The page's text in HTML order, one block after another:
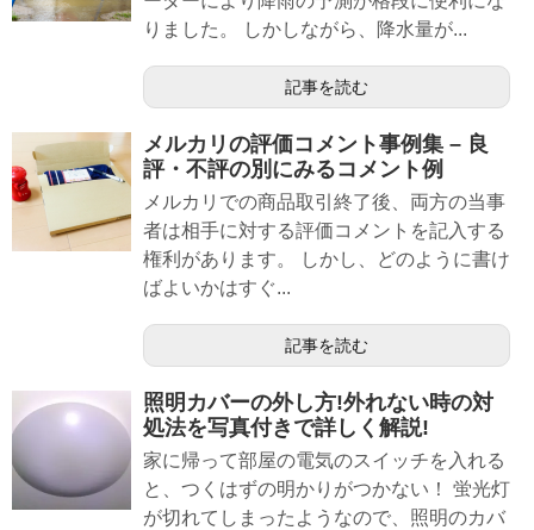
りました。 しかしながら、降水量が...
記事を読む
メルカリの評価コメント事例集 – 良
評・不評の別にみるコメント例
メルカリでの商品取引終了後、両方の当事
者は相手に対する評価コメントを記入する
権利があります。 しかし、どのように書け
ばよいかはすぐ...
記事を読む
照明カバーの外し方!外れない時の対
処法を写真付きで詳しく解説!
家に帰って部屋の電気のスイッチを入れる
と、つくはずの明かりがつかない！ 蛍光灯
が切れてしまったようなので、照明のカバ